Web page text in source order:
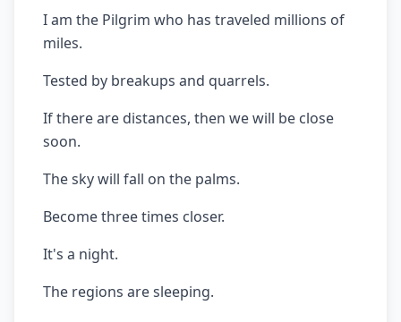
I am the Pilgrim who has traveled millions of
miles.
Tested by breakups and quarrels.
If there are distances, then we will be close
soon.
The sky will fall on the palms.
Become three times closer.
It's a night.
The regions are sleeping.